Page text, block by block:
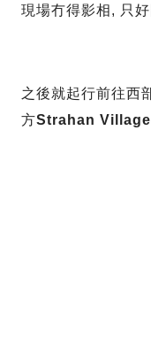
現場冇得影相, 只
之後就起行前往西
方Strahan Village